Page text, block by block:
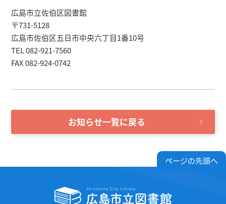
広島市立佐伯区図書館
〒731-5128
広島市佐伯区五日市中央六丁目1番10号
TEL 082-921-7560
FAX 082-924-0742
お知らせ一覧に戻る
ページの先頭へ